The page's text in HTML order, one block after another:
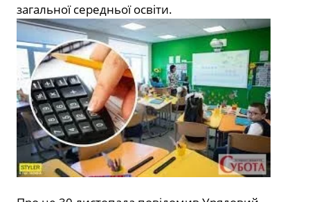
загальної середньої освіти.